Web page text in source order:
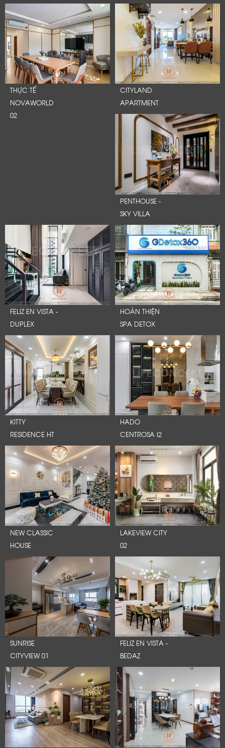
THỰC TẾ
NOVAWORLD
02
CITYLAND
APARTMENT
PENTHOUSE -
SKY VILLA
FELIZ EN VISTA -
DUPLEX
HOÀN THIỆN
SPA DETOX
KITTY
RESIDENCE HT
HADO
CENTROSA I2
NEW CLASSIC
HOUSE
LAKEVIEW CITY
02
SUNRISE
CITYVIEW 01
FELIZ EN VISTA -
BEDAZ